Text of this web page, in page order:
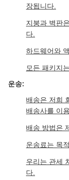
장됩니다.
지붕과 벽판
다.
하드웨어와
모든 패키지
운송:
배송은 저희
배송사를 이
배송 방법은
운송료는 목
우리는 관세
다.